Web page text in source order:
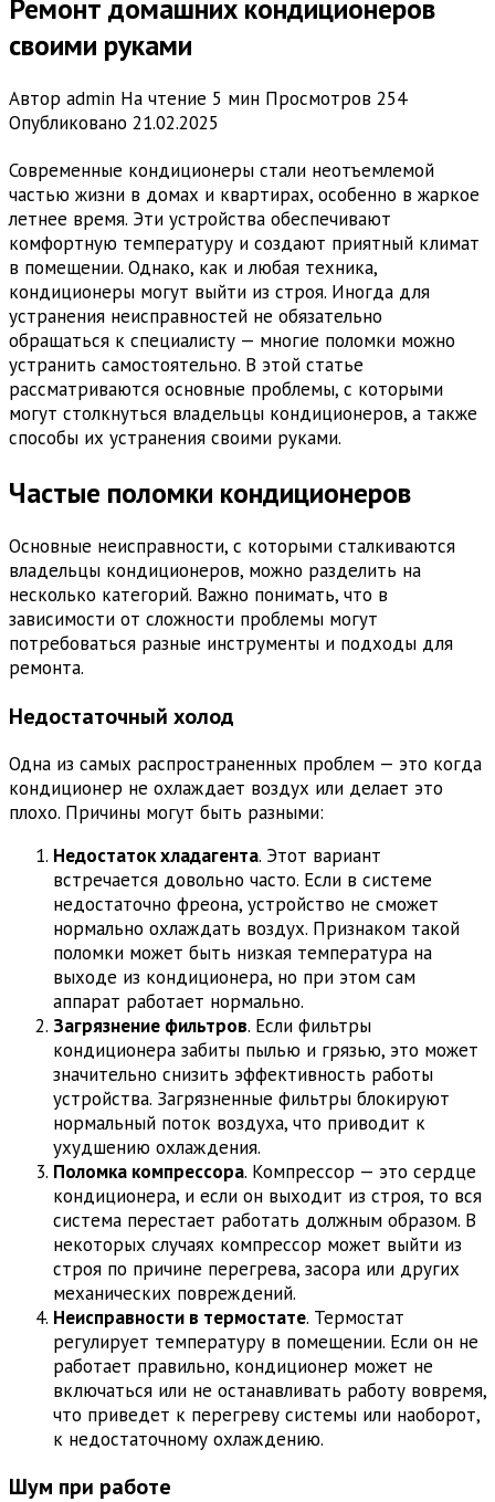
Ремонт домашних кондиционеров
своими руками
Автор admin На чтение 5 мин Просмотров 254
Опубликовано 21.02.2025
Современные кондиционеры стали неотъемлемой
частью жизни в домах и квартирах, особенно в жаркое
летнее время. Эти устройства обеспечивают
комфортную температуру и создают приятный климат
в помещении. Однако, как и любая техника,
кондиционеры могут выйти из строя. Иногда для
устранения неисправностей не обязательно
обращаться к специалисту — многие поломки можно
устранить самостоятельно. В этой статье
рассматриваются основные проблемы, с которыми
могут столкнуться владельцы кондиционеров, а также
способы их устранения своими руками.
Частые поломки кондиционеров
Основные неисправности, с которыми сталкиваются
владельцы кондиционеров, можно разделить на
несколько категорий. Важно понимать, что в
зависимости от сложности проблемы могут
потребоваться разные инструменты и подходы для
ремонта.
Недостаточный холод
Одна из самых распространенных проблем — это когда
кондиционер не охлаждает воздух или делает это
плохо. Причины могут быть разными:
Недостаток хладагента. Этот вариант
встречается довольно часто. Если в системе
недостаточно фреона, устройство не сможет
нормально охлаждать воздух. Признаком такой
поломки может быть низкая температура на
выходе из кондиционера, но при этом сам
аппарат работает нормально.
Загрязнение фильтров. Если фильтры
кондиционера забиты пылью и грязью, это может
значительно снизить эффективность работы
устройства. Загрязненные фильтры блокируют
нормальный поток воздуха, что приводит к
ухудшению охлаждения.
Поломка компрессора. Компрессор — это сердце
кондиционера, и если он выходит из строя, то вся
система перестает работать должным образом. В
некоторых случаях компрессор может выйти из
строя по причине перегрева, засора или других
механических повреждений.
Неисправности в термостате. Термостат
регулирует температуру в помещении. Если он не
работает правильно, кондиционер может не
включаться или не останавливать работу вовремя,
что приведет к перегреву системы или наоборот,
к недостаточному охлаждению.
Шум при работе